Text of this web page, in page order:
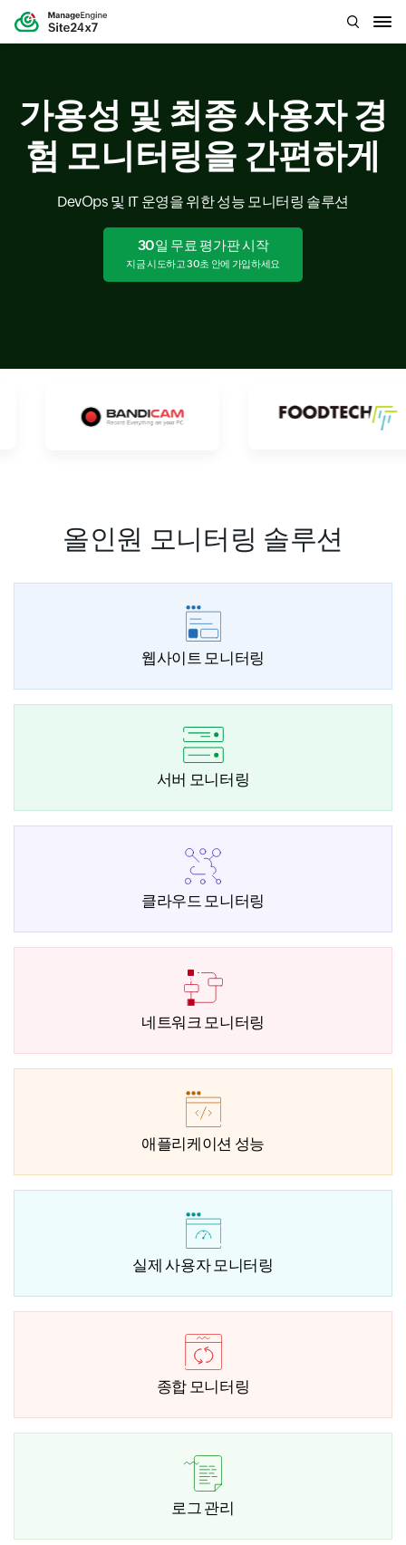
가용성 및 최종 사용자 경
험 모니터링을 간편하게
DevOps 및 IT 운영을 위한 성능 모니터링 솔루션
30일 무료 평가판 시작
지금 시도하고 30초 안에 가입하세요
올인원 모니터링 솔루션
웹사이트 모니터링
서버 모니터링
클라우드 모니터링
네트워크 모니터링
애플리케이션 성능
실제 사용자 모니터링
종합 모니터링
로그 관리